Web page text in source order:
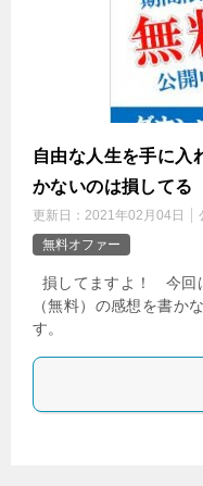
自由な人生を手に入
かないのは損してる
更新日： 2021年02月04日
無料オファー
損してますよ！ 今回
（無料）の感想を書か
す。